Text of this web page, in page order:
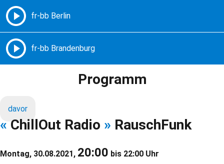
Freie Radios – Berlin Brandenburg
Programm
davor
« ChillOut Radio » RauschFunk
Montag, 30.08.2021, 20:00 bis 22:00 Uhr